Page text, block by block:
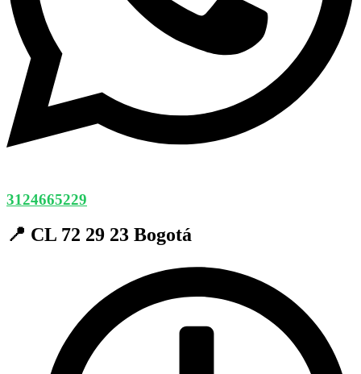
3124665229
📍 CL 72 29 23 Bogotá